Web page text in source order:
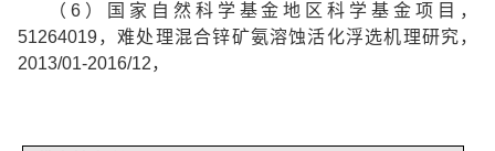
（ 6）国家自然科学基金地区科学基金项目，
51264019，难处理混合锌矿氨溶蚀活化浮选机理研究，
2013/01-2016/12，